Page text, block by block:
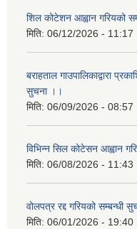
शिल कोटेशन आह्वान गरियको
मिति: 06/12/2026 - 11:17
बराहताल गाउपालिकाद्वारा
सुचना ।।
मिति: 06/09/2026 - 08:57
विभिन्न सिल कोटेसन आह्वान
मिति: 06/08/2026 - 11:43
वोलपत्र रद्द गरियको सम्बन्धी
मिति: 06/01/2026 - 19:40